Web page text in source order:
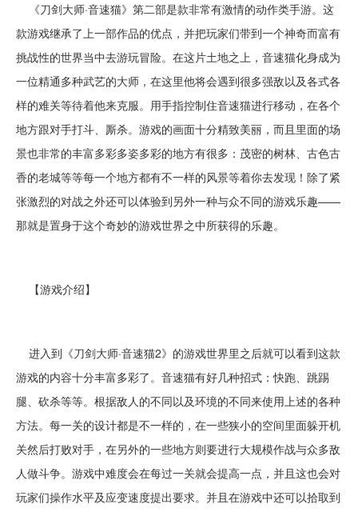
《刀剑大师·音速猫》第二部是款非常有激情的动作类手游。这
款游戏继承了上一部作品的优点，并把玩家们带到一个神奇而富有
挑战性的世界当中去游玩冒险。在这片土地之上，音速猫化身成为
一位精通多种武艺的大师，在这里他将会遇到很多强敌以及各式各
样的难关等待着他来克服。用手指控制住音速猫进行移动，在各个
地方跟对手打斗、厮杀。游戏的画面十分精致美丽，而且里面的场
景也非常的丰富多彩多姿多彩的地方有很多：茂密的树林、古色古
香的老城等等每一个地方都有不一样的风景等着你去发现！除了紧
张激烈的对战之外还可以体验到另外一种与众不同的游戏乐趣——
那就是置身于这个奇妙的游戏世界之中所获得的乐趣。
【游戏介绍】
进入到《刀剑大师·音速猫2》的游戏世界里之后就可以看到这款
游戏的内容十分丰富多彩了。音速猫有好几种招式：快跑、跳踢
腿、砍杀等等。根据敌人的不同以及环境的不同来使用上述的各种
方法。每一关的设计都是不一样的，在一些狭小的空间里面躲开机
关然后打败对手，在另外的一些地方则要进行大规模作战与众多敌
人做斗争。游戏中难度会在每过一关就会提高一点，并且这也会对
玩家们操作水平及应变速度提出要求。并且在游戏中还可以拾取到